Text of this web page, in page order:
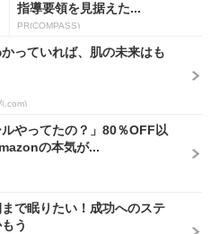
指導要領を見据えた...
PR(COMPASS)
っていれば、肌の未来はも
.com)
ルやってたの？」80％OFF以
の本気が...
で眠りたい！成功へのステ
う